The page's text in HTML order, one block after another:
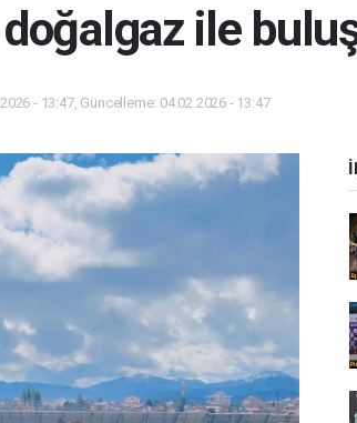
ile
- 13:47, Güncelleme: 04.02.2026 - 13:47